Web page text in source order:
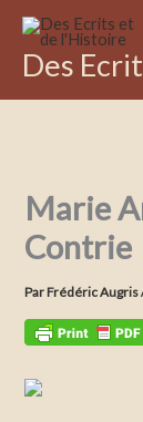
contenu
Des
Marie
Contrie
ParFrédéric Augris